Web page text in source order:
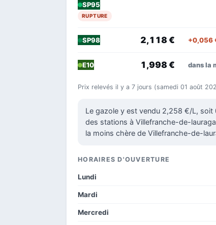
SP95
RUPTURE
SP98 2,118 € +0,056
E10 1,998 € dans la
Prix relevés il y a 7 jours (samedi 01 août
Le gazole y est vendu 2,258 €/L,
des stations à Villefranche-de-
la moins chère de Villefranche-de-
HORAIRES D'OUVERTURE
Lundi
Mardi
Mercredi